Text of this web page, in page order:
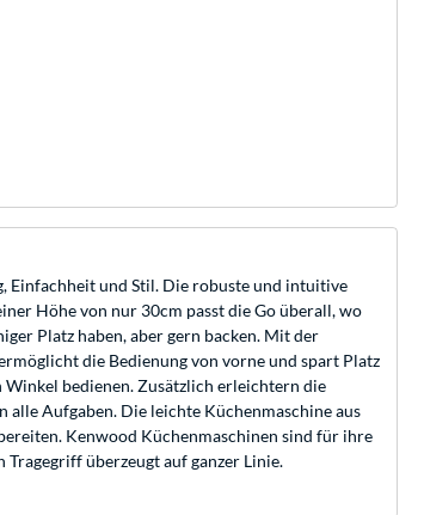
Einfachheit und Stil. Die robuste und intuitive
Höhe von nur 30cm passt die Go überall, wo
Platz haben, aber gern backen. Mit der
die Bedienung von vorne und spart Platz
Winkel bedienen. Zusätzlich erleichtern die
Aufgaben. Die leichte Küchenmaschine aus
Kenwood Küchenmaschinen sind für ihre
überzeugt auf ganzer Linie.